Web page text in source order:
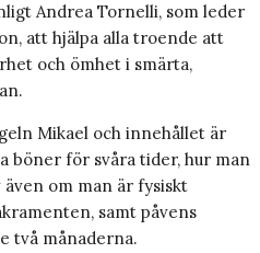
Andrea Tornelli, som leder
att hjälpa alla troende att
och ömhet i smärta,
Mikael och innehållet är
böner för svåra tider, hur man
om man är fysiskt
samt påvens
två månaderna.